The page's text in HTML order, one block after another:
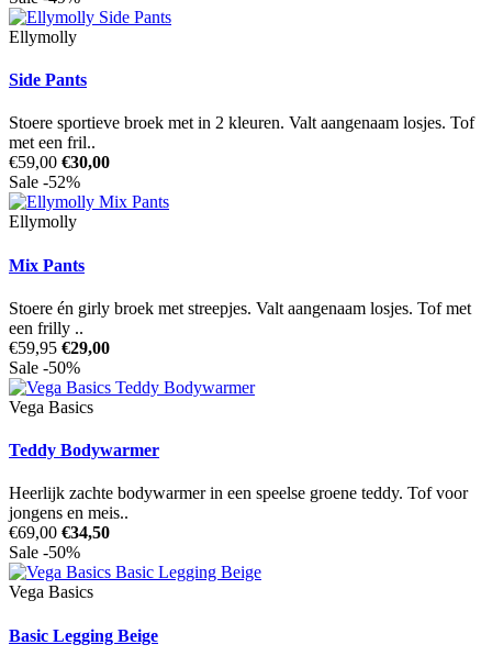
Ellymolly
Side Pants
Stoere sportieve broek met in 2 kleuren. Valt aangenaam losjes. Tof
met een fril..
€59,00 €30,00
Sale -52%
Ellymolly
Mix Pants
Stoere én girly broek met streepjes. Valt aangenaam losjes. Tof met
een frilly ..
€59,95 €29,00
Sale -50%
Vega Basics
Teddy Bodywarmer
Heerlijk zachte bodywarmer in een speelse groene teddy. Tof voor
jongens en meis..
€69,00 €34,50
Sale -50%
Vega Basics
Basic Legging Beige